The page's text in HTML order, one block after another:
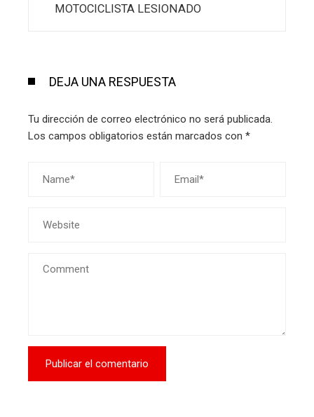
MOTOCICLISTA LESIONADO
DEJA UNA RESPUESTA
Tu dirección de correo electrónico no será publicada.
Los campos obligatorios están marcados con *